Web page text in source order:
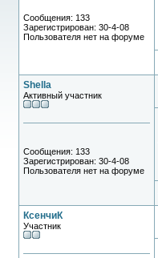
Сообщения: 133
Зарегистрирован: 30-4-08
Пользователя нет на форуме
Shella
Активный участник
Сообщения: 133
Зарегистрирован: 30-4-08
Пользователя нет на форуме
КсенчиК
Участник